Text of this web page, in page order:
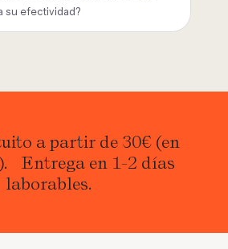
su efectividad?
a partir de 30€ (en
Entrega en 1-2 días
laborables.